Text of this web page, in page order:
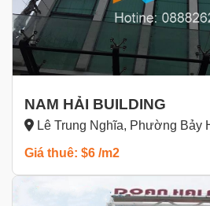
NAM HẢI BUILDING
Lê Trung Nghĩa, Phường Bảy
Giá thuê: $6 /m2